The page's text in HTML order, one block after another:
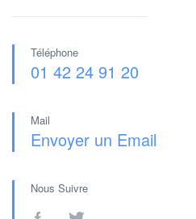
Téléphone
01 42 24 91 20
Mail
Envoyer un Email
Nous Suivre